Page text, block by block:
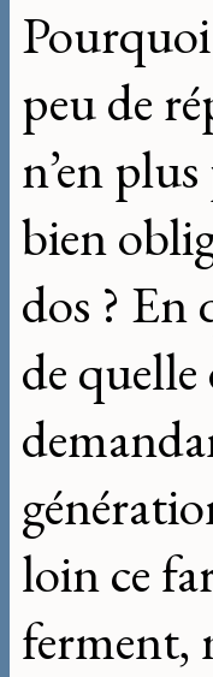
peu de
n’en
bien
dos ? En
de
loin ce
ferment,